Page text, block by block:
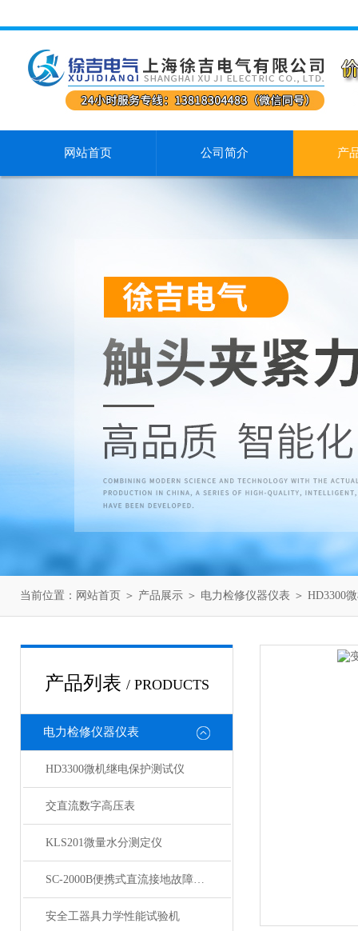
网站首页 公司简介 产
当前位置： 网站首页 ＞ 产品展示 ＞ 电力检修仪器仪表 ＞ HD3300
产品列表 / PRODUCTS
电力检修仪器仪表
HD3300微机继电保护测试仪
交直流数字高压表
KLS201微量水分测定仪
SC-2000B便携式直流接地故障检测仪
安全工器具力学性能试验机